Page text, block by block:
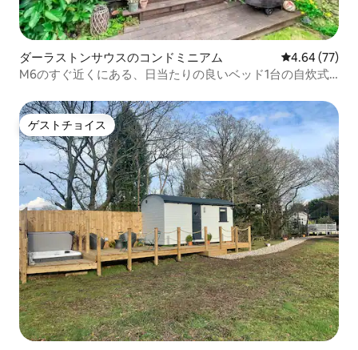
ダーラストンサウスのコンドミニアム レビュー77
4.64 (77)
M6のすぐ近くにある、日当たりの良いベッド1台の自炊式
ゲストチョイス
ゲストチョイス